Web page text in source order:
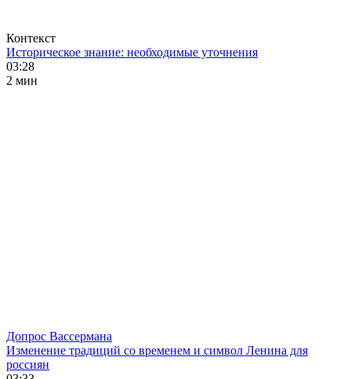
Контекст
Историческое знание: необходимые уточнения
03:28
2 мин
Допрос Вассермана
Изменение традиций со временем и символ Ленина для
россиян